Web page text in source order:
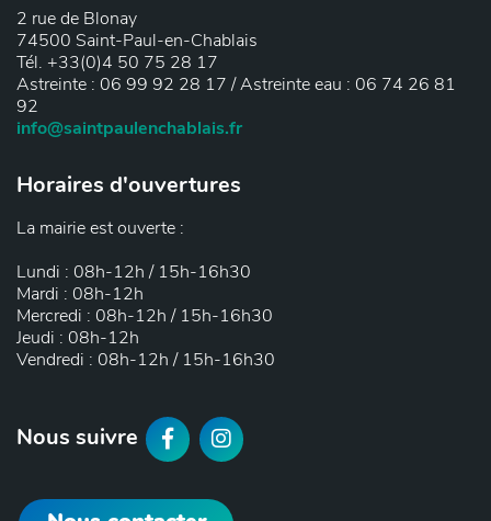
2 rue de Blonay
74500 Saint-Paul-en-Chablais
Tél. +33(0)4 50 75 28 17
Astreinte : 06 99 92 28 17 / Astreinte eau : 06 74 26 81
92
info@saintpaulenchablais.fr
Horaires d'ouvertures
La mairie est ouverte :
Lundi : 08h-12h / 15h-16h30
Mardi : 08h-12h
Mercredi : 08h-12h / 15h-16h30
Jeudi : 08h-12h
Vendredi : 08h-12h / 15h-16h30
Nous suivre
F
I